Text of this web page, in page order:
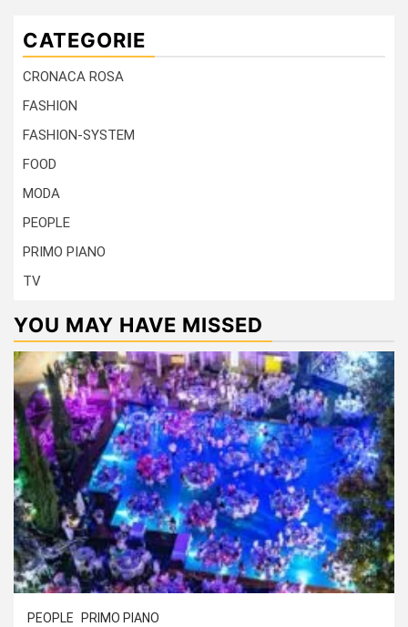
CATEGORIE
CRONACA ROSA
FASHION
FASHION-SYSTEM
FOOD
MODA
PEOPLE
PRIMO PIANO
TV
YOU MAY HAVE MISSED
PEOPLE PRIMO PIANO